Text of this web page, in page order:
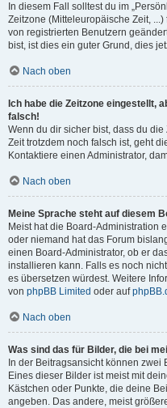
In diesem Fall solltest du im
Zeitzone (Mitteleuropäische Zeit,
von registrierten Benutzern
bist, ist dies ein guter Grund, dies
Nach oben
Ich habe die Zeitzone eingestellt,
falsch!
Wenn du dir sicher bist, dass du
Zeit trotzdem noch falsch ist, geht
Kontaktiere einen Administrator,
Nach oben
Meine Sprache steht auf diesem
Meist hat die Board-Administration
oder niemand hat das Forum
einen Board-Administrator, ob er
installieren kann. Falls es noch
es übersetzen würdest. Weitere
von phpBB Limited oder auf
Nach oben
Was sind das für Bilder, die bei
In der Beitragsansicht können
Eines dieser Bilder ist meist mit
Kästchen oder Punkte, die deine
angeben. Das andere, meist